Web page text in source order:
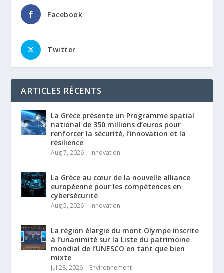
Facebook
Twitter
ARTICLES RÉCENTS
La Grèce présente un Programme spatial
national de 350 millions d’euros pour
renforcer la sécurité, l’innovation et la
résilience
Aug 7, 2026 | Innovation
La Grèce au cœur de la nouvelle alliance
européenne pour les compétences en
cybersécurité
Aug 5, 2026 | Innovation
La région élargie du mont Olympe inscrite
à l’unanimité sur la Liste du patrimoine
mondial de l’UNESCO en tant que bien
mixte
Jul 28, 2026 | Environnement